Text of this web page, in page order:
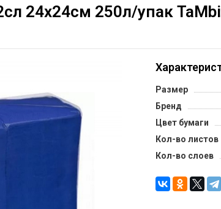
24х24см 250л/упак
Размер
Бренд
Цвет бумаги
Кол-во листов
Кол-во слоев